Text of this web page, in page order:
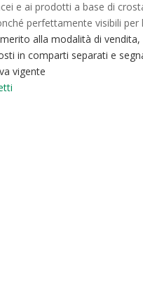
e ai prodotti a base di
perfettamente visibili
alla modalità di
in comparti separati e
vigente